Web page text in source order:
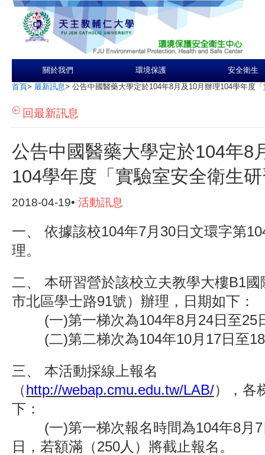
關於我們 環境保護 安全衛生
首頁> 最新訊息> 公告中國醫藥大學定於104年8月及10月辦理104學年度
回最新訊息
公告中國醫藥大學定於104年8
104學年度「實驗室安全衛生
2018-04-19• 活動訊息
一、 依據該校104年7月30日文環字第
理。
二、 本研習營於該校立夫教學大樓B1
市北區學士路91號）辦理，日期如下：
(一)第一梯次為104年8月24日至25
(二)第二梯次為104年10月17日至
三、 本活動採線上報名
（http://webap.cmu.edu.tw/LAB/），各
下：
(一)第一梯次報名時間為104年8月7
日，若額滿（250人）將截止報名。